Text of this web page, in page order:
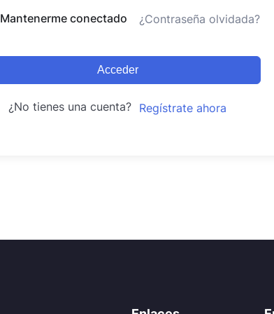
Mantenerme conectado ¿Contraseña olvidada?
Acceder
¿No tienes una cuenta? Regístrate ahora